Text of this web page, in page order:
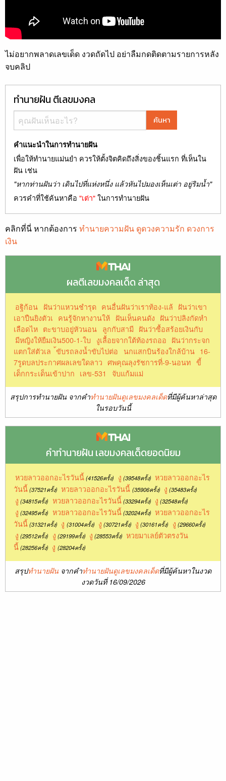
ไม่อยากพลาดเลขเด็ด งวดถัดไป อย่าลืมกดติดตามรายการหลัง
จบคลิป
ทำนายฝัน ตีเลขมงคล
ค้นหา
คำแนะนำในการทำนายฝัน
เพื่อให้ทำนายแม่นยำ ควรให้ตั้งจิตคิดถึงสิ่งของชิ้นแรก ที่เห็นใน
ฝัน เช่น
"หากท่านฝันว่า เดินไปที่แห่งหนึ่ง แล้วหันไปมองเห็นเต่า อยู่ริมน้ำ"
ควรคำที่ใช้ค้นหาคือ "เต่า"ในการทำนายฝัน
คลิกที่นี่ หากต้องการ ทำนายความฝัน ดูดวงความรัก ดวงการ
เงิน
ผลตีเลขมงคลเด็ด ล่าสุด
อฐิก้อน ฝันว่าแหวนชำรุด คนอื่นฝันว่าเราท้อง-แล้ ฝันว่าเขา
เอาปืนยิงตัวเ คนรู้จักหางานให้ ฝันเห็นคนดัง ฝันว่าปลิงกัดหำ
เลือดไห ตะขาบอยู่หัวนอน ลูกกับสามี ฝันว่าซื้อสร้อยเงินกับ
มีหญิงให้ยืมเงิน500-1-ใบ
งูเลื้อยจากใต้ท้องรถออ ฝันว่ากระจก
แตกใส่ตัวเล ้ขับรถลงน้ำขับไปต่อ นกแสกบินร้องใกล้บ้าน 16-
7รูดบลประกาศผลเลขใดลาว ศพคุณลุงรัชการที่-9-นอนท ขี้
เด็กกระเด็นเข้าปาก เลข-531 จับแก้มแม่
สรุปการทำนายฝัน จากคำทำนายฝันดูเลขมงคลเด็ดที่มีผู้ค้นหาล่าสุด
ในรอบวันนี้
คำทำนายฝัน เลขมงคลเด็ดยอดนิยม
หวยลาวออกอะไรวันนี้ (41526ครั้ง) งู (39548ครั้ง) หวยลาวออกอะไร
วันนี้(37521ครั้ง) หวยลาวออกอะไรวันนี้ (35906ครั้ง) งู (35483ครั้ง)
งู (34815ครั้ง) หวยลาวออกอะไรวันนี้ (33294ครั้ง) งู (32548ครั้ง)
งู (32495ครั้ง) หวยลาวออกอะไรวันนี้ (32024ครั้ง) หวยลาวออกอะไร
วันนี้(31321ครั้ง) งู (31004ครั้ง) งู (30721ครั้ง) งู (30161ครั้ง) งู (29660ครั้ง)
งู (29512ครั้ง) งู (29199ครั้ง) งู (28553ครั้ง) หวยมาเลย์ตัวตรงวัน
นี้(28256ครั้ง) งู (28204ครั้ง)
สรุปทำนายฝัน จากคำทำนายฝันดูเลขมงคลเด็ดที่มีผู้ค้นหาในงวด
งวดวันที่ 16/09/2026